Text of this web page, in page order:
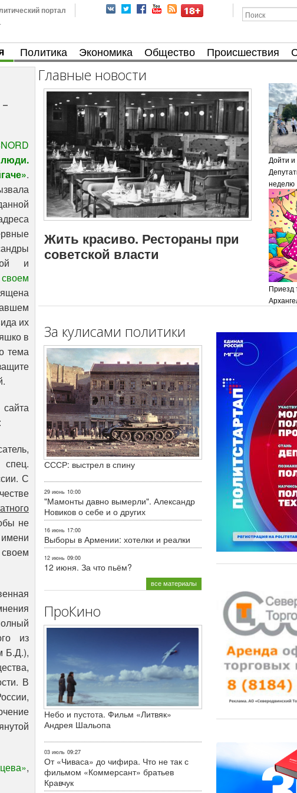
портал
Политика Экономика Общество Происшествия
.
и
своем
их
в
тема
сайта
С
не
из
Б.Д.),
В
,
Главные новости
Жить красиво. Рестораны при
советской власти
Дойти и
неделю
Приезд
За кулисами политики
СССР: выстрел в спину
29 июнь 10:00
"Мамонты давно вымерли". Александр
Новиков о себе и о других
16 июнь 17:00
Выборы в Армении: хотелки и реалки
12 июнь 09:00
12 июня. За что пьём?
все материалы
ПроКино
Небо и пустота. Фильм «Литвяк»
Андрея Шальопа
03 июль 09:27
От «Чиваса» до чифира. Что не так с
фильмом «Коммерсант» братьев
Кравчук